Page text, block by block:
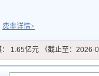
费率详情>
1.65亿元 （截止至：2026-